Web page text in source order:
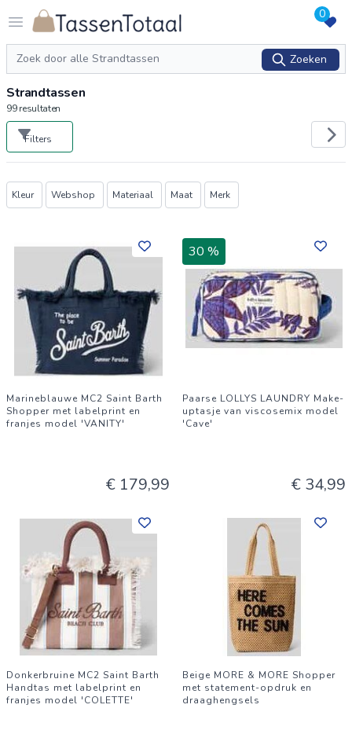
Open menu
Logo Tassentotaal.nl 0
Zoeken
Zoeken
Strandtassen
99resultaten
Filters
Producten
Kleur Webshop Materiaal Maat Merk
Marineblauwe MC2 Saint Barth
Shopper met labelprint en
franjes model 'VANITY'
€ 179,99
30 %
Paarse LOLLYS LAUNDRY Make-
uptasje van viscosemix model
'Cave'
€ 34,99
Donkerbruine MC2 Saint Barth
Handtas met labelprint en
franjes model 'COLETTE'
Beige MORE & MORE Shopper
met statement-opdruk en
draaghengsels